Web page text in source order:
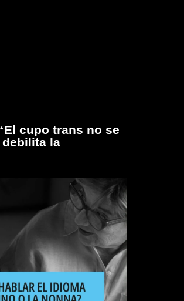
cupo trans no se
la